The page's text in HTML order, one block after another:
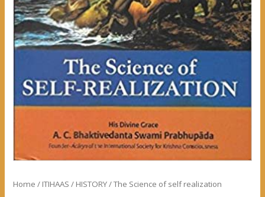
Home / ITIHAAS / HISTORY/ The Science of self realization